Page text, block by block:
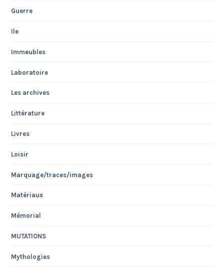
Guerre
Ile
Immeubles
Laboratoire
Les archives
Littérature
Livres
Loisir
Marquage/traces/images
Matériaux
Mémorial
MUTATIONS
Mythologies